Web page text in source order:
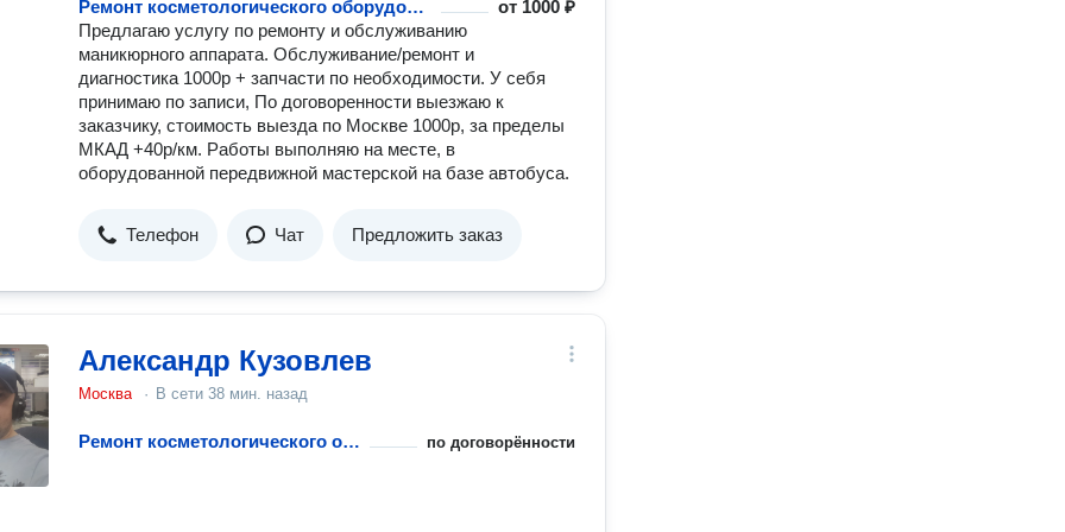
Ремонт косметологического оборудования от 1000 ₽
Предлагаю услугу по ремонту и обслуживанию
маникюрного аппарата. Обслуживание/ремонт и
диагностика 1000р + запчасти по необходимости. У себя
принимаю по записи, По договоренности выезжаю к
заказчику, стоимость выезда по Москве 1000р, за пределы
МКАД +40р/км. Работы выполняю на месте, в
оборудованной передвижной мастерской на базе автобуса.
Телефон Чат Предложить заказ
Александр Кузовлев
Москва · В сети 38 мин. назад
Ремонт косметологического оборудования по договорённости